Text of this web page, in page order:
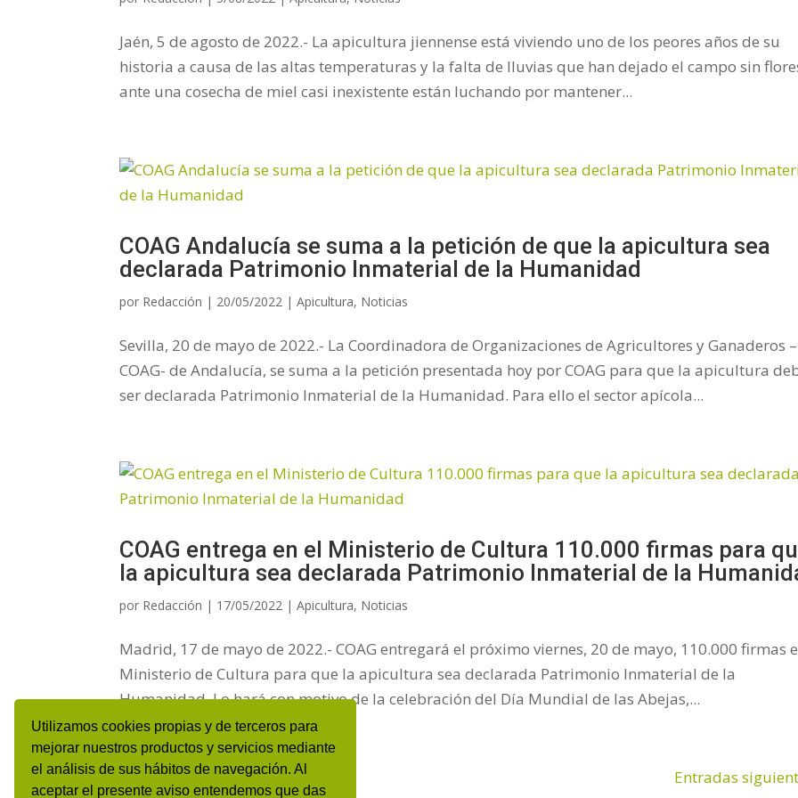
Utilizamos cookies propias y de terceros para
mejorar nuestros productos y servicios mediante
el análisis de sus hábitos de navegación. Al
aceptar el presente aviso entendemos que das
Jaén, 5 de agosto de 2022.- La apicultura jiennense está viviendo uno de los peores años de su
historia a causa de las altas temperaturas y la falta de lluvias que han dejado el campo sin
ante una cosecha de miel casi inexistente están luchando por mantener...
COAG Andalucía se suma a la petición de que la apicultura sea
declarada Patrimonio Inmaterial de la Humanidad
por Redacción | 20/05/2022 |Apicultura, Noticias
Sevilla, 20 de mayo de 2022.- La Coordinadora de Organizaciones de Agricultores y Ganaderos –
COAG- de Andalucía, se suma a la petición presentada hoy por COAG para que la apicultura
ser declarada Patrimonio Inmaterial de la Humanidad. Para ello el sector apícola...
COAG entrega en el Ministerio de Cultura 110.000 firmas para
la apicultura sea declarada Patrimonio Inmaterial de la
por Redacción | 17/05/2022 |Apicultura, Noticias
Madrid, 17 de mayo de 2022.- COAG entregará el próximo viernes, 20 de mayo, 110.000 firmas
Ministerio de Cultura para que la apicultura sea declarada Patrimonio Inmaterial de la
Humanidad. Lo hará con motivo de la celebración del Día Mundial de las Abejas,...
« Entradas más antiguas Entradas